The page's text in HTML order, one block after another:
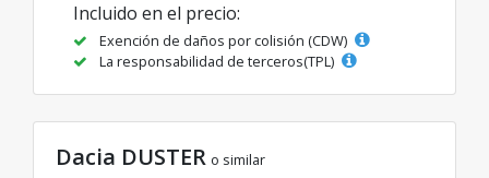
Incluido en el precio:
Exención de daños por colisión (CDW)
La responsabilidad de terceros(TPL)
Dacia DUSTER o similar